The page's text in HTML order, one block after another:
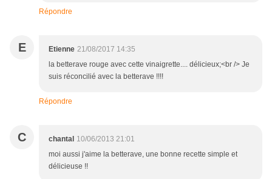
Répondre
E Etienne 21/08/2017 14:35
la betterave rouge avec cette vinaigrette.... délicieux;<br /> Je
suis réconcilié avec la betterave !!!!
Répondre
C chantal 10/06/2013 21:01
moi aussi j'aime la betterave, une bonne recette simple et
délicieuse !!